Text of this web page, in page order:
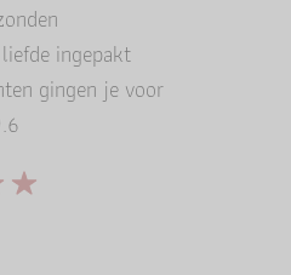
ingepakt
gingen je voor